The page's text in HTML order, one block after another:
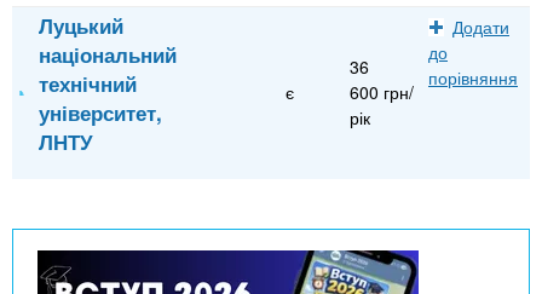
Луцький
національний
технічний
університет,
ЛНТУ
є
36
600 грн/
рік
Додати
до
порівняння